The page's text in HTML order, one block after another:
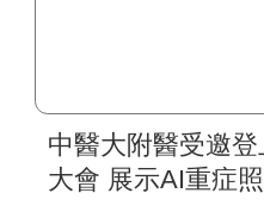
中醫大附醫受邀
大會 展示AI重症